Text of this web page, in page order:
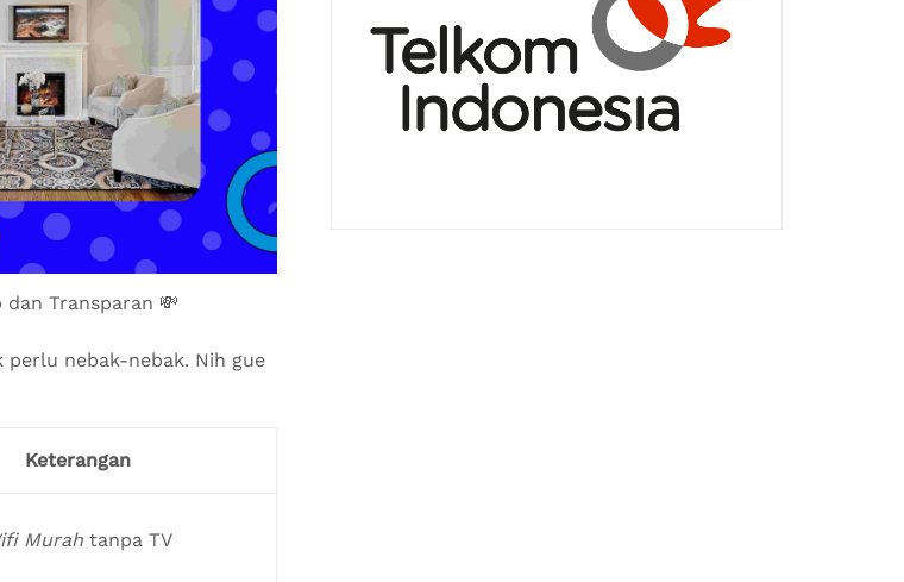
Transparan 💸
perlu nebak-nebak. Nih gue
Keterangan
Murah tanpa TV